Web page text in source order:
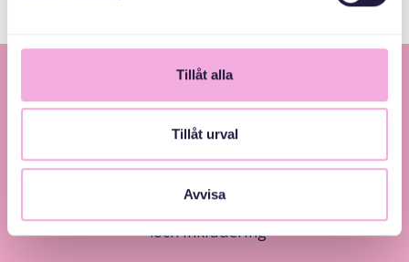
Tillåt alla
Tillåt urval
Avvisa
Svenska med baby – Föräldraträffar för jämlikhet
och inkludering.